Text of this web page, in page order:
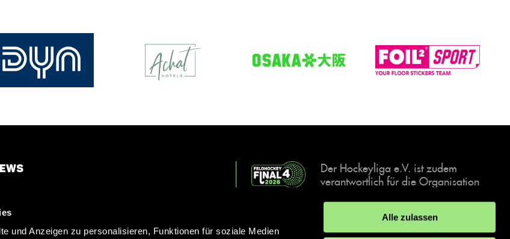
und Anzeigen zu personalisieren, Funktionen für soziale Medien
Alle zulassen
Der Hockeyliga e.V. ist zudem
verantwortlich für die Organisation
Events, der deutschen Hockey-
Meisterschaften.